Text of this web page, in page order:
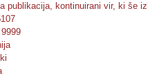
publikacija, kontinuirani vir, ki še